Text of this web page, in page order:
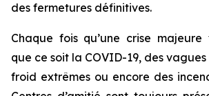
des fermetures définitives.
Chaque fois qu’une crise
que ce soit la COVID-19, des
froid extrêmes ou encore des